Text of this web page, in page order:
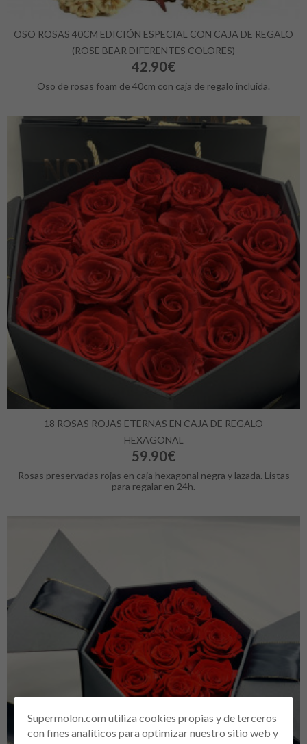
OSO ROSAS 40CM EDICIÓN ESPECIAL CON CAJA DE REGALO
(ROSE BEAR DIFERENTES COLORES)
42.90€
Oso de rosas foam de 40cm con caja de regalo incluida.
18 ROSAS ROJAS ETERNAS EN CAJA DE REGALO
HEXAGONAL
59.90€
Rosas preservadas rojas en caja hexagonal negra y lazada. Listas
para regalar en 24h.
Supermolon.com utiliza cookies propias y de terceros
con fines analíticos para optimizar nuestro sitio web y